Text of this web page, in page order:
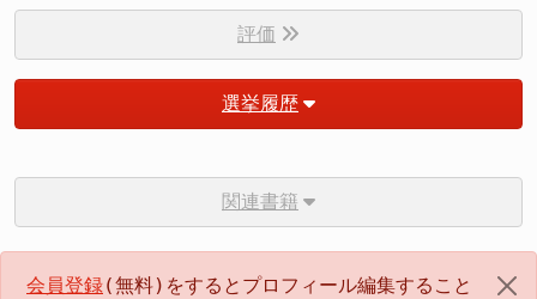
評価
選挙履歴
関連書籍
会員登録(無料)をするとプロフィール編集すること